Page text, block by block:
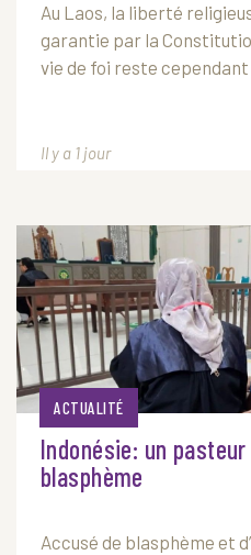
Au Laos, la liberté
garantie par la
vie de foi reste cependant
Il y a 1 jour
ACTUALITÉ
Indonésie: un
blasphème
Accusé de blasphème et